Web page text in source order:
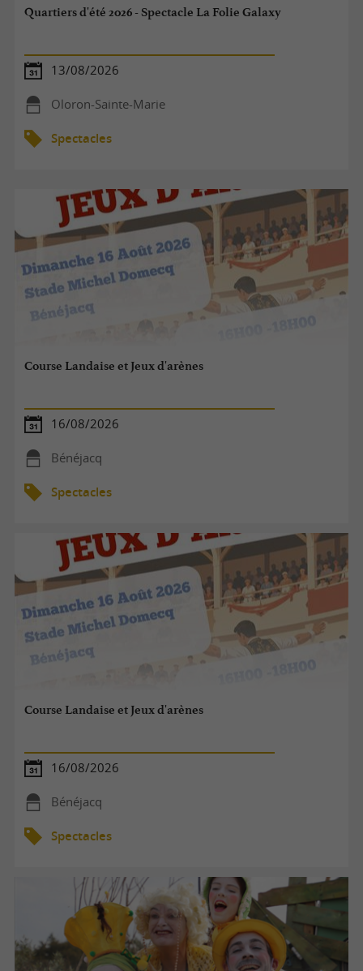
Quartiers d'été 2026 - Spectacle La Folie Galaxy
13/08/2026
Oloron-Sainte-Marie
Spectacles
Course Landaise et Jeux d'arènes
16/08/2026
Bénéjacq
Spectacles
Course Landaise et Jeux d'arènes
16/08/2026
Bénéjacq
Spectacles